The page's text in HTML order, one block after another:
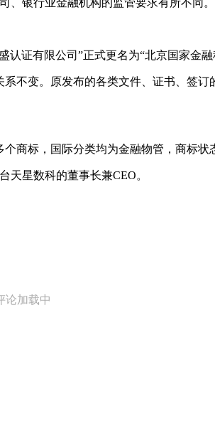
、银行业金融机构的监管要求有所不同。
证有限公司”正式更名为“北京国家金融
不变。原发布的各类文件、证书、签
商标，国际分类均为金融物管，商标状
星数科的董事长兼CEO。
论加载中